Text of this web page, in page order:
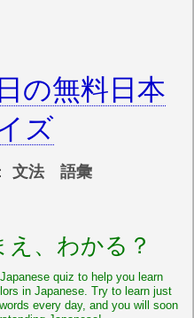
の無料日本
ズ
文法 語彙
、わかる？
quiz to help you learn
in Japanese. Try to learn just
every day, and you will soon